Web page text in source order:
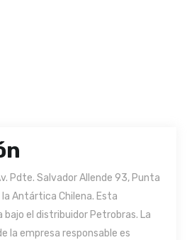
Pdte. Salvador Allende 93, Punta
la Antártica Chilena. Esta
bajo el distribuidor Petrobras. La
la empresa responsable es